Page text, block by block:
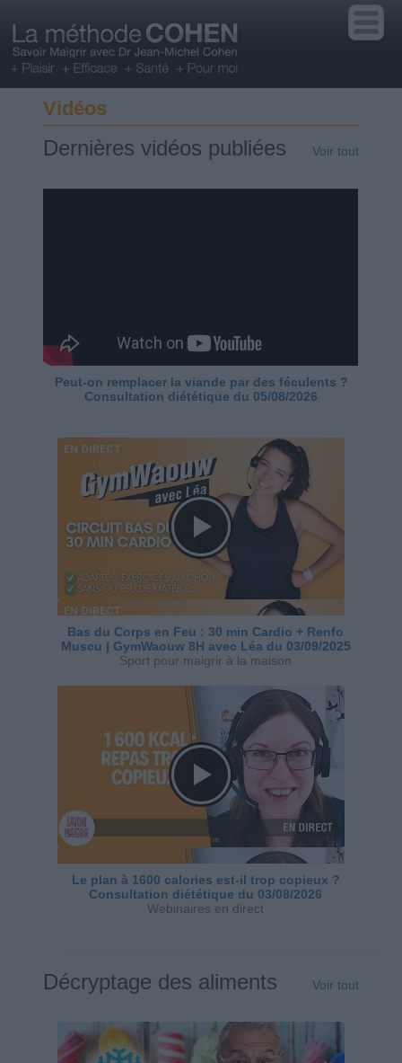
Vidéos
Dernières vidéos publiées Voir tout
Peut-on remplacer la viande par des féculents ?
Consultation diététique du 05/08/2026
Bas du Corps en Feu : 30 min Cardio + Renfo
Muscu | GymWaouw 8H avec Léa du 03/09/2025
Sport pour maigrir à la maison
Le plan à 1600 calories est-il trop copieux ?
Consultation diététique du 03/08/2026
Webinaires en direct
Décryptage des aliments Voir tout